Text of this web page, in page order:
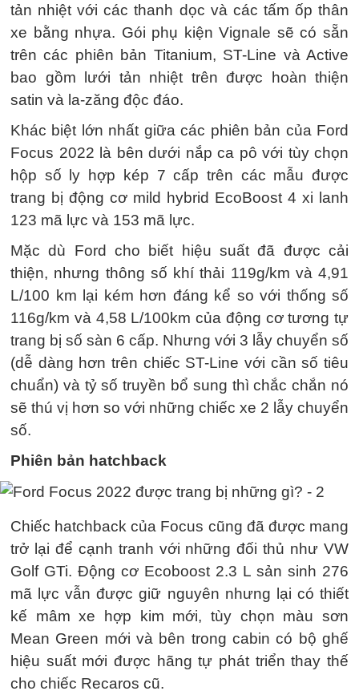
tản nhiệt với các thanh dọc và các tấm ốp thân
xe bằng nhựa. Gói phụ kiện Vignale sẽ có sẵn
trên các phiên bản Titanium, ST-Line và Active
bao gồm lưới tản nhiệt trên được hoàn thiện
satin và la-zăng độc đáo.
Khác biệt lớn nhất giữa các phiên bản của Ford
Focus 2022 là bên dưới nắp ca pô với tùy chọn
hộp số ly hợp kép 7 cấp trên các mẫu được
trang bị động cơ mild hybrid EcoBoost 4 xi lanh
123 mã lực và 153 mã lực.
Mặc dù Ford cho biết hiệu suất đã được cải
thiện, nhưng thông số khí thải 119g/km và 4,91
L/100 km lại kém hơn đáng kể so với thống số
116g/km và 4,58 L/100km của động cơ tương tự
trang bị số sàn 6 cấp. Nhưng với 3 lẫy chuyển số
(dễ dàng hơn trên chiếc ST-Line với cần số tiêu
chuẩn) và tỷ số truyền bổ sung thì chắc chắn nó
sẽ thú vị hơn so với những chiếc xe 2 lẫy chuyển
số.
Phiên bản hatchback
Chiếc hatchback của Focus cũng đã được mang
trở lại để cạnh tranh với những đối thủ như VW
Golf GTi. Động cơ Ecoboost 2.3 L sản sinh 276
mã lực vẫn được giữ nguyên nhưng lại có thiết
kế mâm xe hợp kim mới, tùy chọn màu sơn
Mean Green mới và bên trong cabin có bộ ghế
hiệu suất mới được hãng tự phát triển thay thế
cho chiếc Recaros cũ.